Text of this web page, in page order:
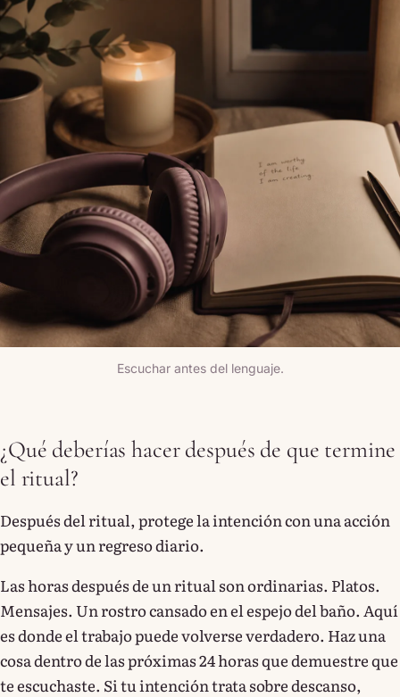
Escuchar antes del lenguaje.
¿Qué deberías hacer después de que termine
el ritual?
Después del ritual, protege la intención con una acción
pequeña y un regreso diario.
Las horas después de un ritual son ordinarias. Platos.
Mensajes. Un rostro cansado en el espejo del baño. Aquí
es donde el trabajo puede volverse verdadero. Haz una
cosa dentro de las próximas 24 horas que demuestre que
te escuchaste. Si tu intención trata sobre descanso,